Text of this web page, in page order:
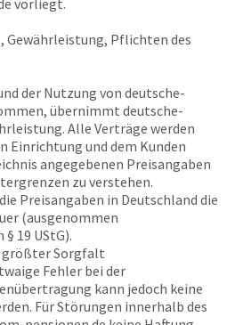
vorliegt.
Gewährleistung, Pflichten des
der Nutzung von deutsche-
übernimmtdeutsche-
Alle Verträge werden
Einrichtung und dem Kunden
angegebenen Preisangaben
zu verstehen.
Preisangaben in Deutschland die
(ausgenommen
19 UStG).
größter Sorgfalt
Fehler bei der
kann jedoch keine
Für Störungen innerhalb des